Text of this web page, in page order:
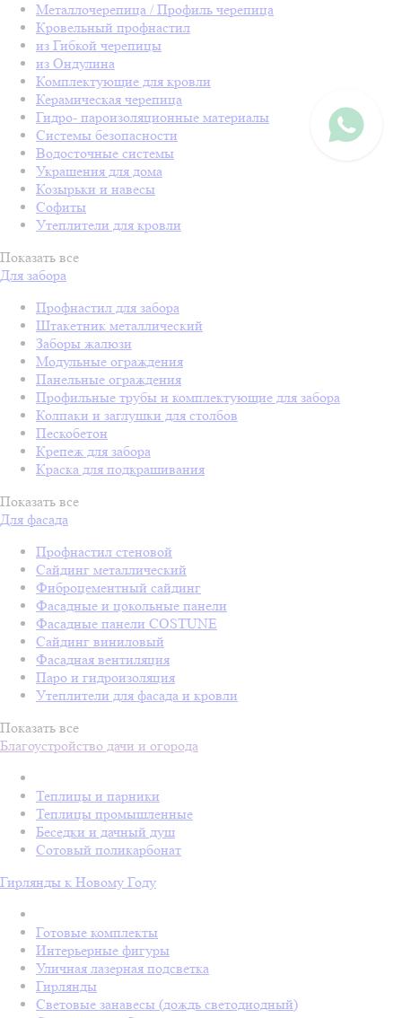
Металлочерепица / Профиль черепица
Кровельный профнастил
из Гибкой черепицы
из Ондулина
Комплектующие для кровли
Керамическая черепица
Гидро- пароизоляционные материалы
Системы безопасности
Водосточные системы
Украшения для дома
Козырьки и навесы
Софиты
Утеплители для кровли
Показать все
Для забора
Профнастил для забора
Штакетник металлический
Заборы жалюзи
Модульные ограждения
Панельные ограждения
Профильные трубы и комплектующие для забора
Колпаки и заглушки для столбов
Пескобетон
Крепеж для забора
Краска для подкрашивания
Показать все
Для фасада
Профнастил стеновой
Сайдинг металлический
Фиброцементный сайдинг
Фасадные и цокольные панели
Фасадные панели COSTUNE
Сайдинг виниловый
Фасадная вентиляция
Паро и гидроизоляция
Утеплители для фасада и кровли
Показать все
Благоустройство дачи и огорода
Теплицы и парники
Теплицы промышленные
Беседки и дачный душ
Сотовый поликарбонат
Гирлянды к Новому Году
Готовые комплекты
Интерьерные фигуры
Уличная лазерная подсветка
Гирлянды
Световые занавесы (дождь светодиодный)